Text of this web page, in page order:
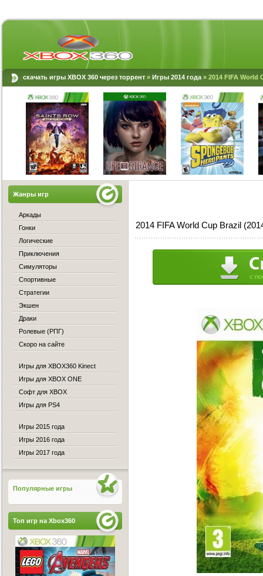
скачать игры XBOX 360 через торрент » Игры 2014 года » 2014 FIFA World
2014 FIFA World Cup Brazil
Жанры игр
Аркады
Гонки
Логические
Приключения
Симуляторы
Спортивные
Стратегии
Экшен
Драки
Ролевые (РПГ)
Скоро на сайте
Игры для XBOX360 Kinect
Игры для XBOX ONE
Софт для XBOX
Игры для PS4
Игры 2015 года
Игры 2016 года
Игры 2017 года
Популярные игры
Топ игр на Xbox360